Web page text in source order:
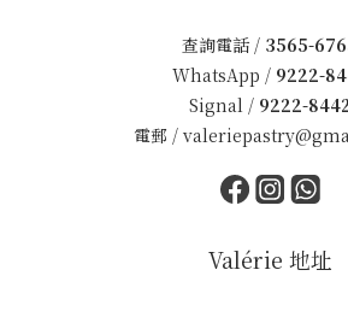
查詢電話 / 3565-
WhatsApp / 9222-
Signal / 9222-
電郵 /
Valérie 地址